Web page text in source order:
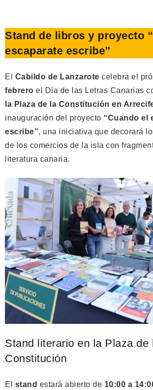
Stand de libros y proyecto
escaparate escribe”
El Cabildo de Lanzarote celebra el
febrero el Día de las Letras Canarias
la Plaza de la Constitución en
inauguración del proyecto “Cuando el
escribe”, una iniciativa que decorará
de los comercios de la isla con
literatura canaria.
Stand literario en la Plaza de
Constitución
El stand estará abierto de 10:00 a